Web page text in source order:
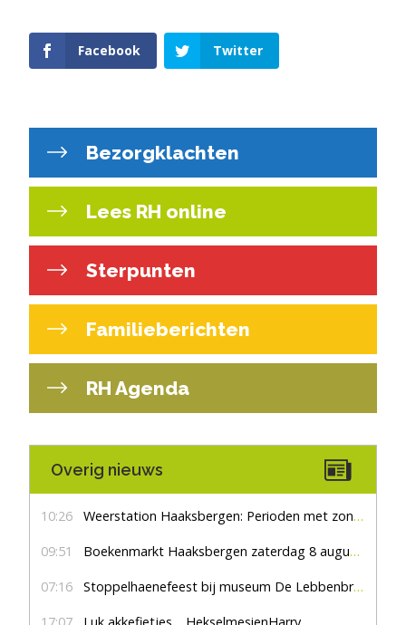
Facebook Twitter
Bezorgklachten
Lees RH online
Sterpunten
Familieberichten
RH Agenda
Overig nieuws
10:26 Weerstation Haaksbergen: Perioden met zon en droog
09:51 Boekenmarkt Haaksbergen zaterdag 8 augustus, marktplein Haaksbergen
07:16 Stoppelhaenefeest bij museum De Lebbenbrugge
17:07 Luk akkefietjes… HekselmesienHarry